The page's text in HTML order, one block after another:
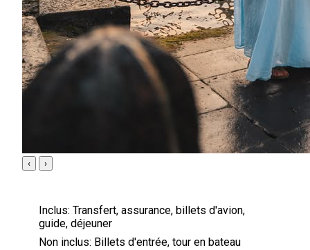
‹ ›
Inclus: Transfert, assurance, billets d'avion,
guide, déjeuner
Non inclus: Billets d'entrée, tour en bateau